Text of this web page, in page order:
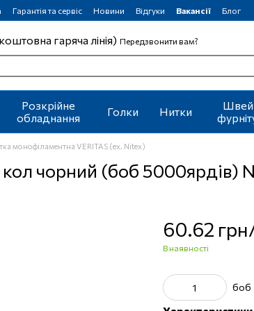
Гарантія та сервіс Новини Відгуки Вакансії Блог
гаряча лінія) Передзвонити вам?
Розкрійне
обладнання
Голки Нитки
монофіламентна VERITAS (ex. Nitex)
чорний (боб 5000ярдів)
60.62
В наявності
боб